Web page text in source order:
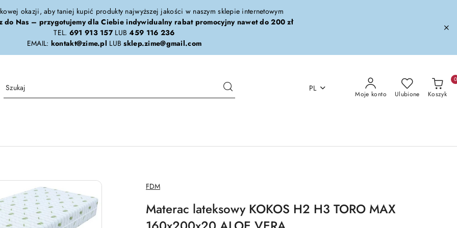
okazji, aby taniej kupić produkty najwyższej jakości w naszym sklepie internetowym
do Nas – przygotujemy dla Ciebie indywidualny rabat promocyjny nawet do 200 zł
TEL. 691 913 157LUB459 116 236
EMAIL: kontakt@zime.pl LUBsklep.zime@gmail.com
PL
Moje konto Ulubione Koszyk
0
NAZWA
PRODUCENTA:
FDM
Materac lateksowy KOKOS H2 H3 TORO MAX